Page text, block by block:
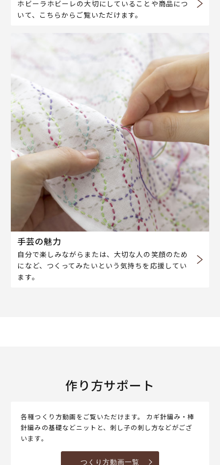
ホビーラホビーレの大切にしていることや商品につ
いて、こちらからご覧いただけます。
手芸の魅力
自分で楽しみながらまたは、大切な人の笑顔のため
になど、つくってみたいという気持ちを応援してい
ます。
作り方サポート
各種つくり方動画をご覧いただけます。 カギ針編み・棒
針編みの基礎などニットと、刺し子の刺し方などがござ
います。
つくり方動画一覧